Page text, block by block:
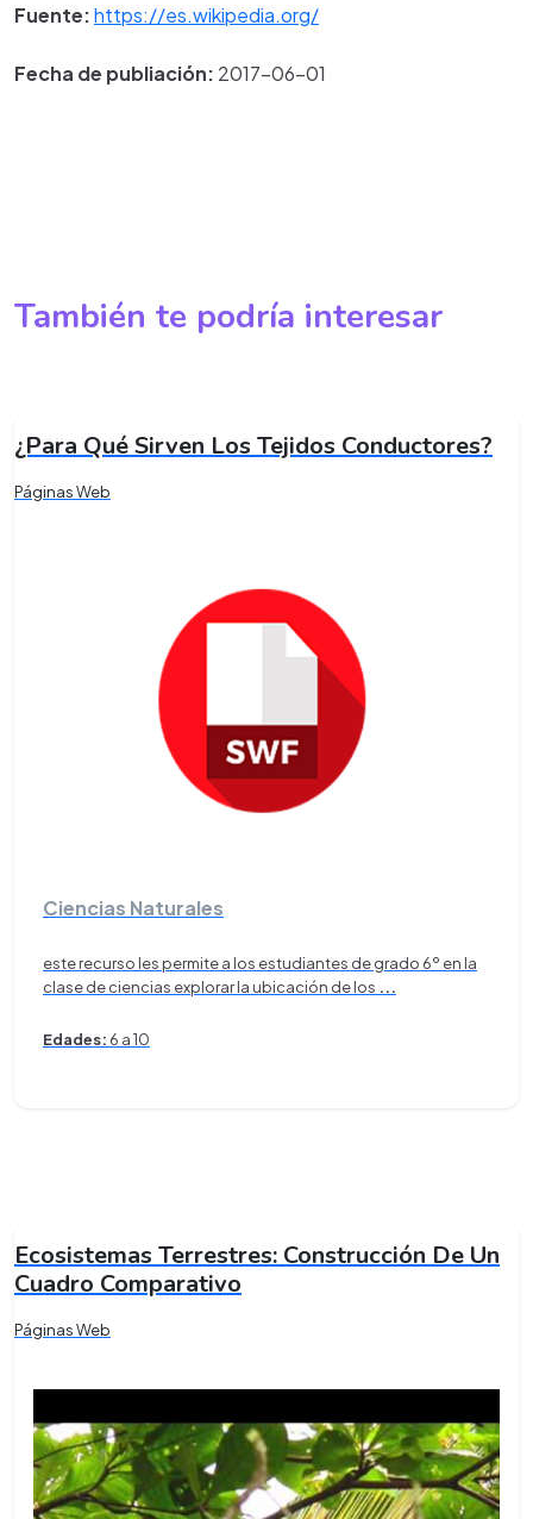
Fuente:https://es.wikipedia.org/
Fecha de publiación: 2017-06-01
También te podría interesar
¿Para Qué Sirven Los Tejidos Conductores?
Páginas Web
Ciencias Naturales
este recurso les permite a los estudiantes de grado 6º en la
clase de ciencias explorar la ubicación de los ...
Edades: 6 a 10
Ecosistemas Terrestres: Construcción De Un
Cuadro Comparativo
Páginas Web